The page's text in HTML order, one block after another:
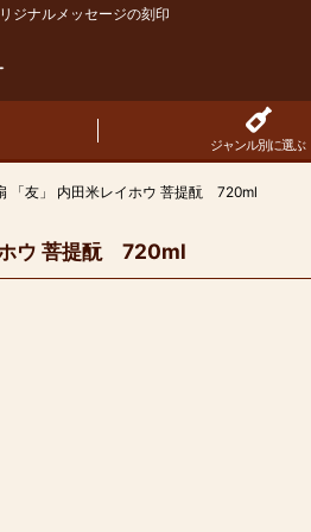
ジナルメッセージの刻印
ジャンル別に選ぶ
「友」 内田米レイホウ 菩提酛 720ml
ホウ 菩提酛 720ml